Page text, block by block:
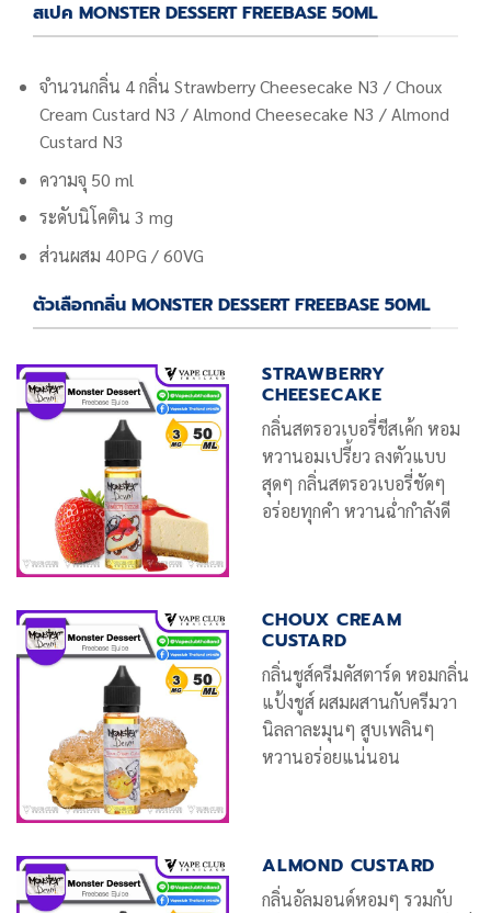
สเปค MONSTER DESSERT FREEBASE 50ML
จำนวนกลิ่น 4 กลิ่น Strawberry Cheesecake N3 / Choux
Cream Custard N3 / Almond Cheesecake N3 / Almond
Custard N3
ความจุ 50 ml
ระดับนิโคติน 3 mg
ส่วนผสม 40PG / 60VG
ตัวเลือกกลิ่น MONSTER DESSERT FREEBASE 50ML
STRAWBERRY
CHEESECAKE
กลิ่นสตรอวเบอรี่ชีสเค้ก หอม
หวานอมเปรี้ยว ลงตัวแบบ
สุดๆ กลิ่นสตรอวเบอรี่ชัดๆ
อร่อยทุกคำ หวานฉ่ำกำลังดี
CHOUX CREAM
CUSTARD
กลิ่นชูส์ครีมคัสตาร์ด หอมกลิ่น
แป้งชูส์ ผสมผสานกับครีมวา
นิลลาละมุนๆ สูบเพลินๆ
หวานอร่อยแน่นอน
ALMOND CUSTARD
กลิ่นอัลมอนด์หอมๆ รวมกับ